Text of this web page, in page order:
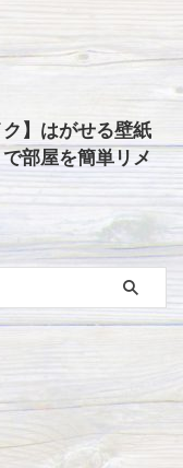
ク】はがせる壁紙
部屋を簡単リメ